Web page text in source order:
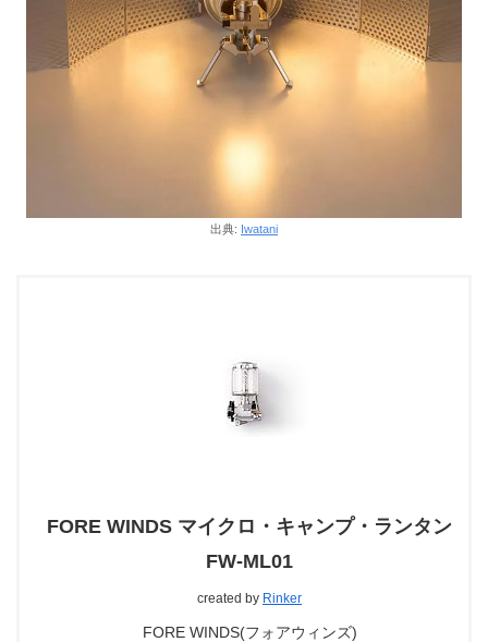
出典: Iwatani
FORE WINDS マイクロ・キャンプ・ランタン
FW-ML01
created by Rinker
FORE WINDS(フォアウィンズ)